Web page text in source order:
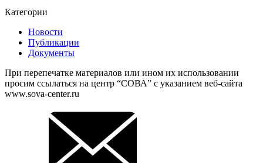
Категории
Новости
Публикации
Документы
При перепечатке материалов или ином их использовании
просим ссылаться на центр “СОВА” с указанием веб-сайта
www.sova-center.ru